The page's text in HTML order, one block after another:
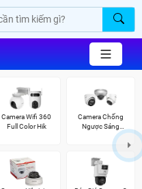
Camera Wifi 360
Full Color Hik
Camera Chống
Ngược Sáng